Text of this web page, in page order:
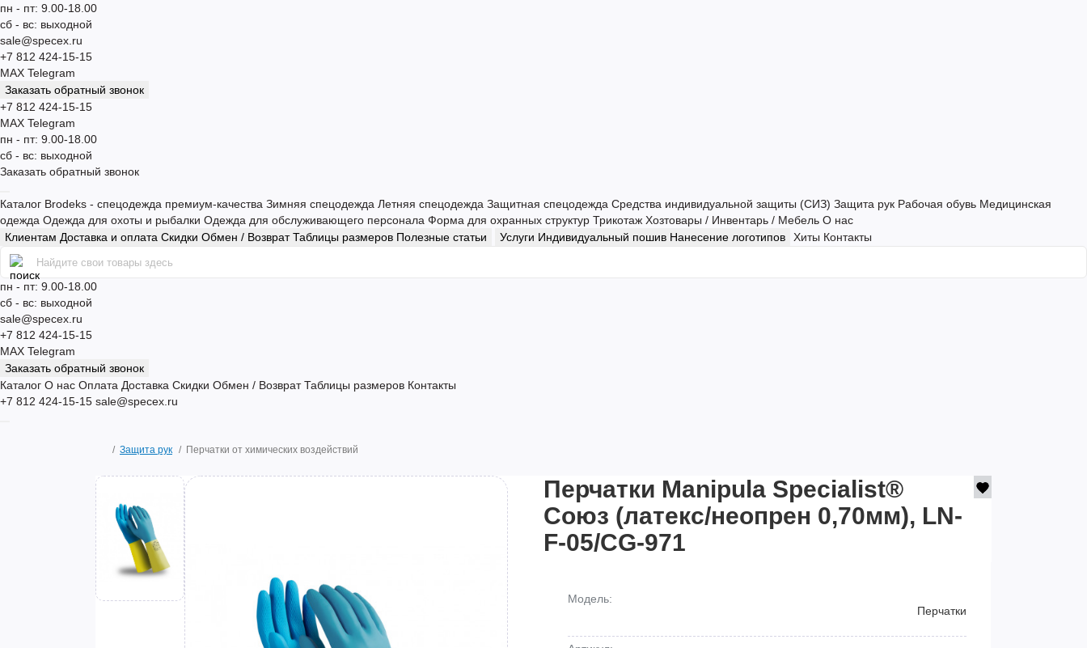
пн - пт: 9.00-18.00
сб - вс: выходной
sale@specex.ru
+7 812 424-15-15
MAX Telegram
Заказать обратный звонок
+7 812 424-15-15
MAX Telegram
пн - пт: 9.00-18.00
сб - вс: выходной
Заказать обратный звонок
Каталог Brodeks - спецодежда премиум-качества Зимняя спецодежда Летняя спецодежда Защитная спецодежда Средства индивидуальной защиты (СИЗ) Защита рук Рабочая обувь Медицинская
одежда Одежда для охоты и рыбалки Одежда для обслуживающего персонала Форма для охранных структур Трикотаж Хозтовары / Инвентарь / Мебель О нас
Клиентам Доставка и оплата Скидки Обмен / ВозвратТаблицы размеров Полезные статьи Услуги Индивидуальный пошив Нанесение логотипов Хиты Контакты
пн - пт: 9.00-18.00
сб - вс: выходной
sale@specex.ru
+7 812 424-15-15
MAX Telegram
Заказать обратный звонок
Каталог О нас Оплата Доставка Скидки Обмен / Возврат Таблицы размеров Контакты
+7 812 424-15-15 sale@specex.ru
Защита рук Перчатки от химических воздействий
Перчатки Manipula Specialist®
Союз (латекс/неопрен 0,70мм), LN-
F-05/CG-971
Модель:
Перчатки